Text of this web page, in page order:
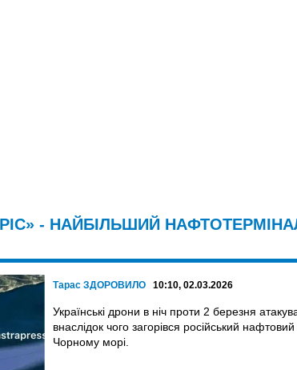
- НАЙБІЛЬШИЙ
Тарас ЗДОРОВИЛО 10:10, 02.03.2026
Українські дрони в ніч проти 2 березня
внаслідок чого загорівся російський
Чорному морі.